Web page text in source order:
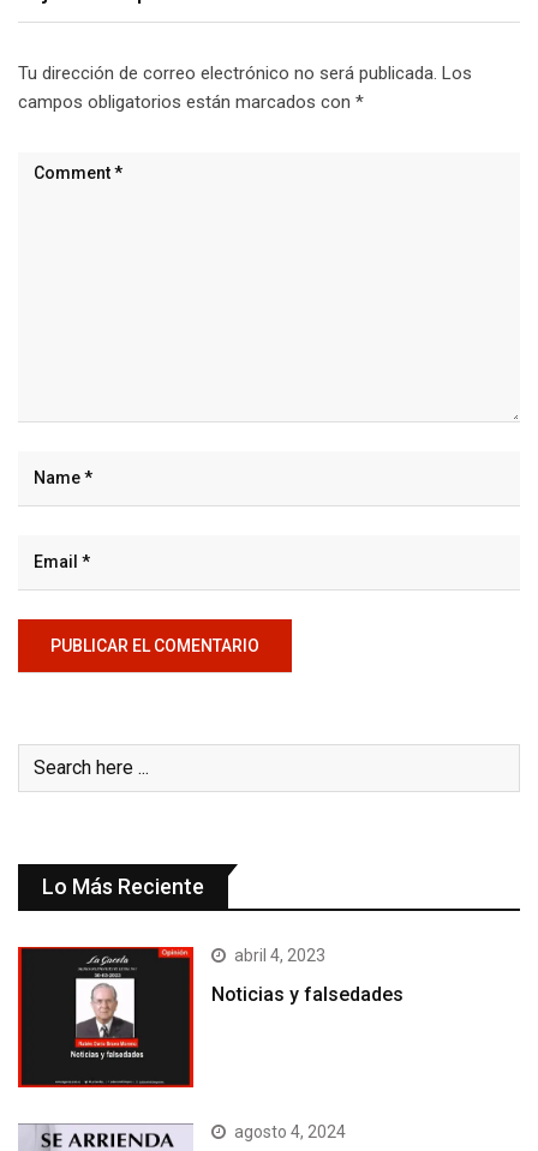
Tu dirección de correo electrónico no será publicada. Los
campos obligatorios están marcados con *
Lo Más Reciente
abril 4, 2023
Noticias y falsedades
agosto 4, 2024